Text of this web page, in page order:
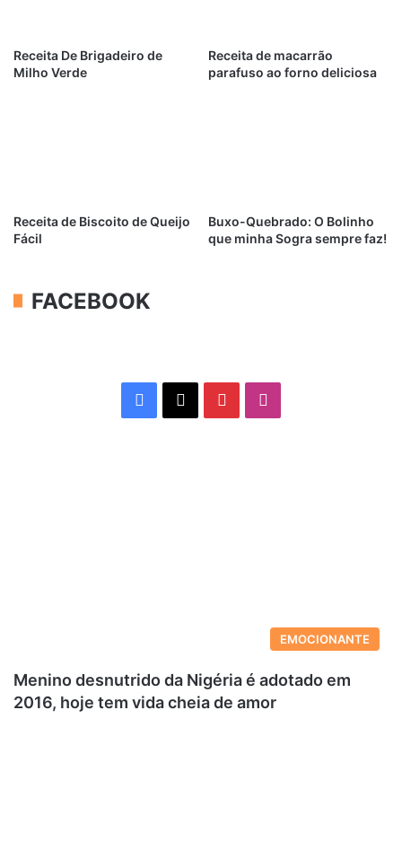
Receita De Brigadeiro de
Milho Verde
Receita de macarrão
parafuso ao forno deliciosa
Receita de Biscoito de Queijo
Fácil
Buxo-Quebrado: O Bolinho
que minha Sogra sempre faz!
FACEBOOK
Facebook
X Pinterest
EMOCIONANTE
Menino desnutrido da Nigéria é adotado em
2016, hoje tem vida cheia de amor